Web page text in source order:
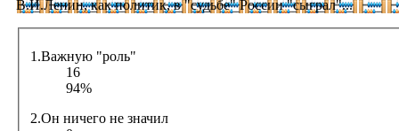
В.И.Ленин, как политик, в "судьбе" России "сыграл"...
1.Важную "роль"
16
94%
2.Он ничего не значил